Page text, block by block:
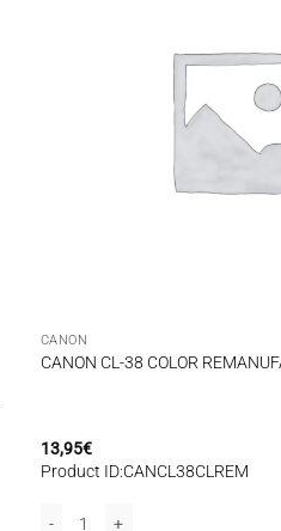
CANON
CANON CL-38 COLOR
13,95€
Product ID:CANCL38CLREM